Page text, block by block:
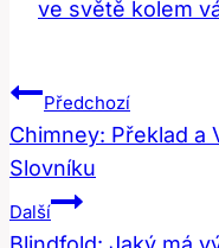
ve světě kolem
Navigace
Pro
Příspěvek
Předchozí
Chimney: Překlad a
Slovníku
Další